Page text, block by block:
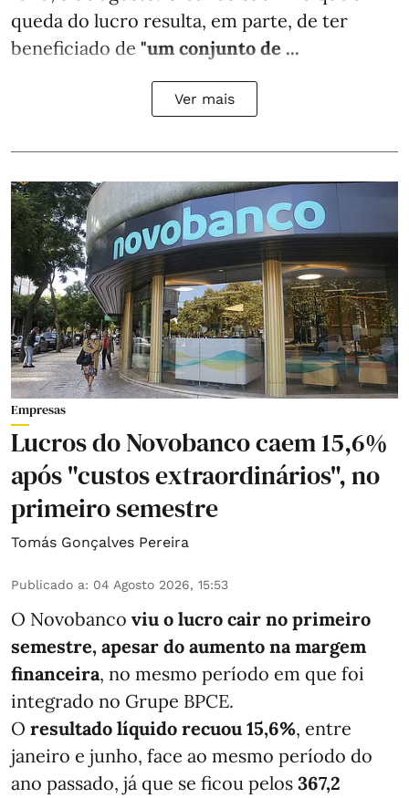
queda do lucro resulta, em parte, de ter
beneficiado de "um conjunto de ...
Ver mais
Empresas
Lucros do Novobanco caem 15,6%
após "custos extraordinários", no
primeiro semestre
Tomás Gonçalves Pereira
Publicado a: 04 Agosto 2026, 15:53
O Novobanco viu o lucro cair no primeiro
semestre, apesar do aumento na margem
financeira, no mesmo período em que foi
integrado no Grupe BPCE.
O resultado líquido recuou 15,6%, entre
janeiro e junho, face ao mesmo período do
ano passado, já que se ficou pelos 367,2